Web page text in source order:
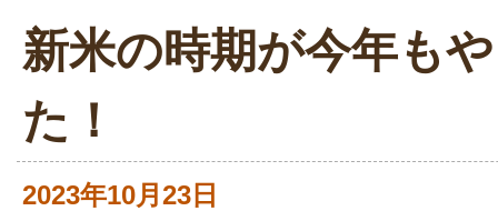
新米の時期が今年も
た！
2023年10月23日